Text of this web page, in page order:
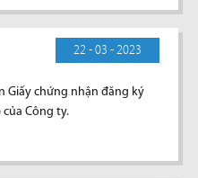
22 - 03 - 2023
Giấy chứng nhận đăng ký
Công ty.